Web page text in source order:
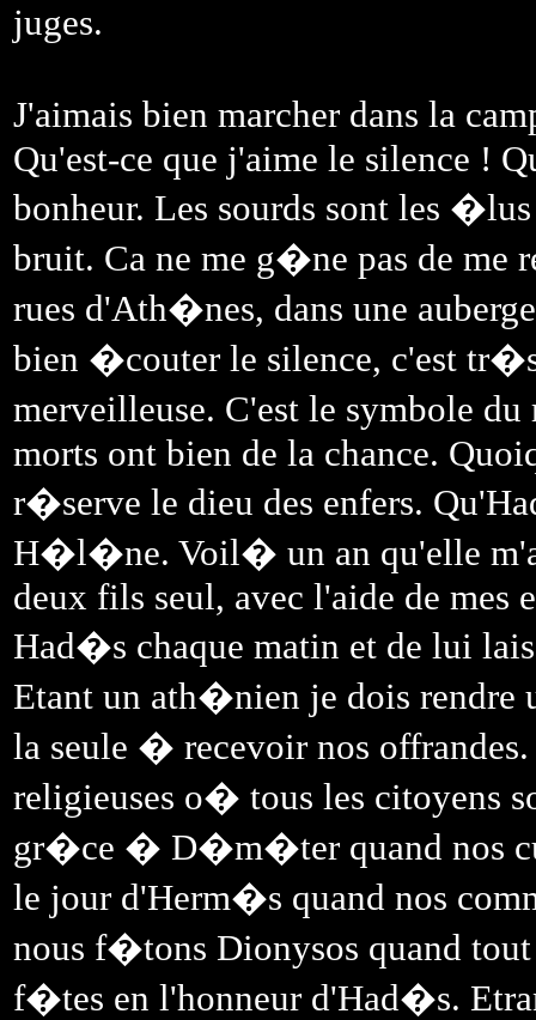
juges.
J'aimais bien marcher dans la
Qu'est-ce que j'aime le silence !
bonheur. Les sourds sont les
bruit. Ca ne me g�ne pas de me
rues d'Ath�nes, dans une
bien �couter le silence, c'est
merveilleuse. C'est le symbole
morts ont bien de la chance.
r�serve le dieu des enfers.
H�l�ne. Voil� un an qu'elle
deux fils seul, avec l'aide de mes
Had�s chaque matin et de lui
Etant un ath�nien je dois
la seule � recevoir nos
religieuses o� tous les citoyens
gr�ce � D�m�ter quand nos
le jour d'Herm�s quand nos
nous f�tons Dionysos quand
f�tes en l'honneur d'Had�s.